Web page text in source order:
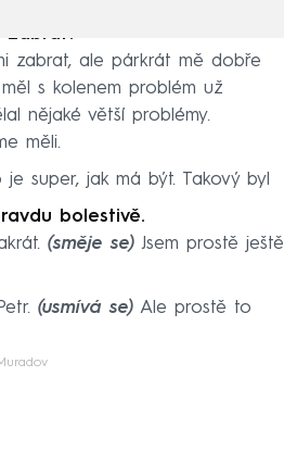
zabrat?
zabrat, ale párkrát mě dobře
s kolenem problém už
nějaké větší problémy.
měli.
super, jak má být. Takový byl
bolestivě.
(směje se) Jsem prostě ještě
(usmívá se) Ale prostě to